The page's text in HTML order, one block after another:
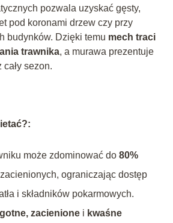
pozwala uzyskać gęsty,
pod koronami drzew czy przy
budynków. Dzięki temu mech traci
trawnika, a murawa prezentuje
sezon.
może zdominować do 80%
ograniczając dostęp
i składników pokarmowych.
zacienionei kwaśne